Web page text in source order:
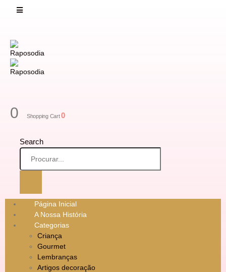
0 Shopping Cart0
Search
Página Inicial
A Nossa História
Categorias
Criança
Gourmet
Lembranças
Artigos decoração